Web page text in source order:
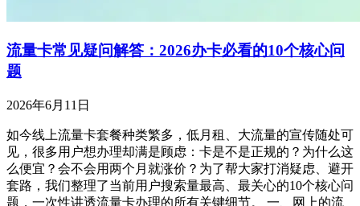
流量卡常见疑问解答：2026办卡必看的10个核心问
题
2026年6月11日
如今线上流量卡套餐种类繁多，低月租、大流量的宣传随处可
见，很多用户想办理却满是顾虑：卡是不是正规的？为什么这
么便宜？会不会用两个月就涨价？为了帮大家打消疑虑、避开
套路，我们整理了当前用户搜索量最高、最关心的10个核心问
题，一次性讲透流量卡办理的所有关键细节。 一、网上的流